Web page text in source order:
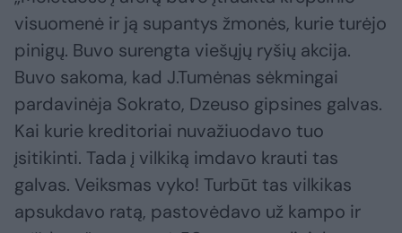
visuomenė ir ją supantys žmonės, kurie turėjo
pinigų. Buvo surengta viešųjų ryšių akcija.
Buvo sakoma, kad J.Tumėnas sėkmingai
pardavinėja Sokrato, Dzeuso gipsines galvas.
Kai kurie kreditoriai nuvažiuodavo tuo
įsitikinti. Tada į vilkiką imdavo krauti tas
galvas. Veiksmas vyko! Turbūt tas vilkikas
apsukdavo ratą, pastovėdavo už kampo ir